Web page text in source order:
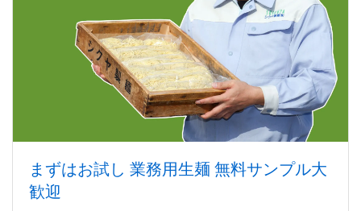
まずはお試し 業務用生麺 無料サンプル大
歓迎